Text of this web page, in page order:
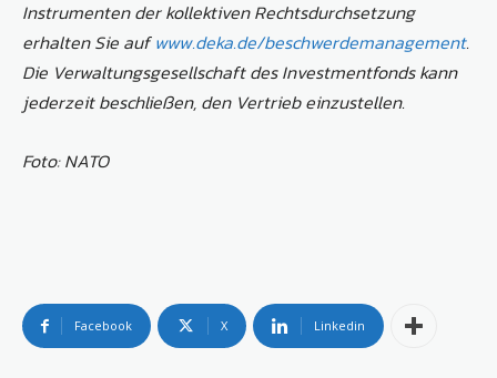
Instrumenten der kollektiven Rechtsdurchsetzung
erhalten Sie aufwww.deka.de/beschwerdemanagement.
Die Verwaltungsgesellschaft des Investmentfonds kann
jederzeit beschließen, den Vertrieb einzustellen.
Foto: NATO
Facebook X Linkedin